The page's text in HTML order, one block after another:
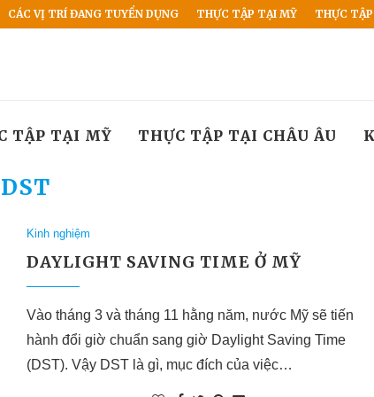
CÁC VỊ TRÍ ĐANG TUYỂN DỤNG THỰC TẬP TẠI MỸ THỰC
TẬP TẠI MỸ THỰC TẬP TẠI CHÂU ÂU
DST
Kinh nghiệm
DAYLIGHT SAVING TIME Ở MỸ
Vào tháng 3 và tháng 11 hằng năm, nước Mỹ sẽ tiến
hành đổi giờ chuẩn sang giờ Daylight Saving Time
(DST). Vậy DST là gì, mục đích của việc…